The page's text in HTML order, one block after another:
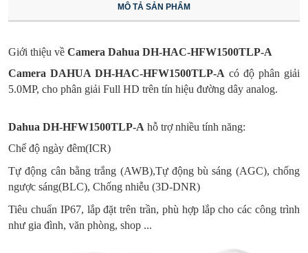
MÔ TẢ SẢN PHẨM
Giới thiệu về Camera Dahua DH-HAC-HFW1500TLP-A
Camera DAHUA DH-HAC-HFW1500TLP-A có độ phân giải
5.0MP, cho phân giải Full HD trên tín hiệu đường dây analog.
Dahua DH-HFW1500TLP-A hỗ trợ nhiều tính năng:
Chế độ ngày đêm(ICR)
Tự động cân bằng trắng (AWB),Tự động bù sáng (AGC), chống
ngược sáng(BLC), Chống nhiễu (3D-DNR)
Tiêu chuẩn IP67, lắp đặt trên trần, phù hợp lắp cho các công trình
như gia đình, văn phòng, shop ...